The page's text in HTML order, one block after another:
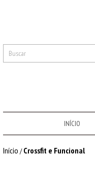
INÍCIO
Início / Crossfit e Funcional